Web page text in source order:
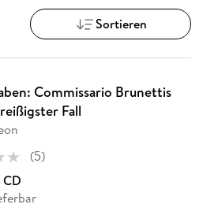
Sortieren
Commissario Brunettis
Fall
(5)